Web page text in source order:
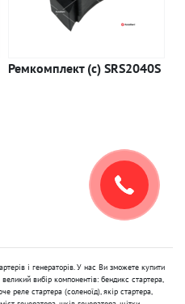
Ремкомплект (c) SRS2040S
і генераторів. У нас Ви зможете купити
вибір компонентів: бендикс стартера,
реле стартера (соленоїд), якір стартера,